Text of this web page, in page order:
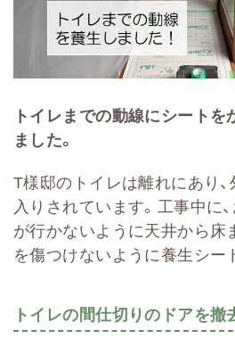
トイレまでの動線にシートを
ました。
T様邸のトイレは離れにあり
入りされています。工事中に
が行かないように天井から床
を傷つけないように養生シー
トイレの間仕切りのドアを撤